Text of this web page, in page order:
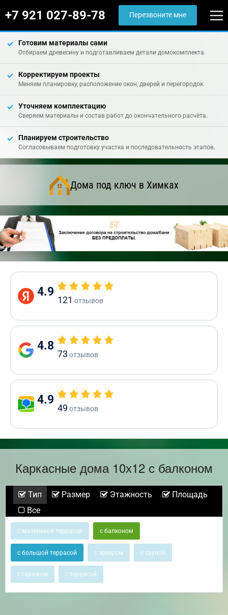
+7 921 027-89-78 Перезвоните мне
Готовим материалы сами
Отбираем древесину и подготавливаем детали домокомплекта.
Корректируем проекты
Меняем планировку, расположение окон, дверей и перегородок.
Уточняем комплектацию
Сверяем материалы и состав работ до окончательного расчёта.
Планируем строительство
Согласовываем подготовку участка и последовательность этапов.
Дома под ключ в Химках
4.9
121 отзывов
4.8
73 отзывов
4.9
49 отзывов
Каркасные дома 10х12 с балконом
Тип Размер Этажность
Площадь
Все
с маленькой террасой с балконом
с большой террасой с эркером с сауной
с гаражом с террасой